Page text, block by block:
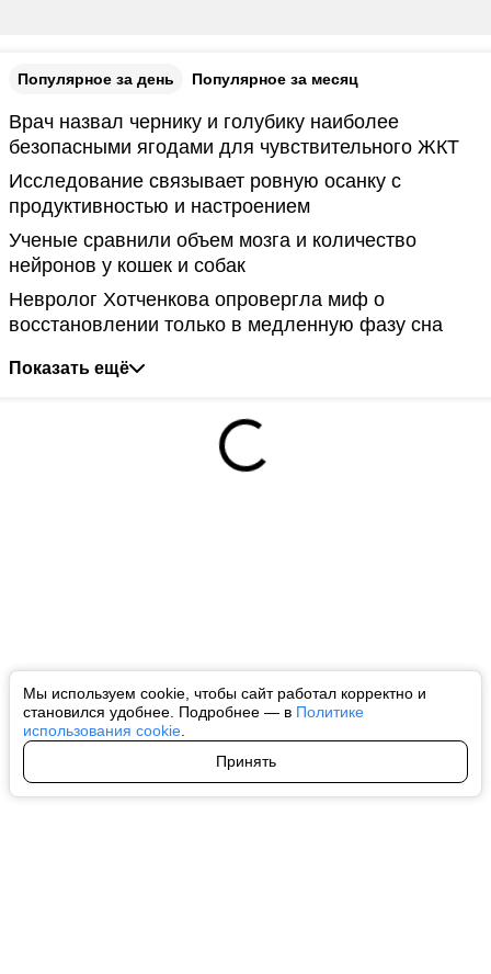
Мы используем cookie, чтобы сайт работал корректно и
становился удобнее. Подробнее — в Политике
использования cookie
Принять
Популярное за день Популярное за месяц
Врач назвал чернику и голубику наиболее
безопасными ягодами для чувствительного ЖКТ
Исследование связывает ровную осанку с
продуктивностью и настроением
Ученые сравнили объем мозга и количество
нейронов у кошек и собак
Невролог Хотченкова опровергла миф о
восстановлении только в медленную фазу сна
Показать ещё